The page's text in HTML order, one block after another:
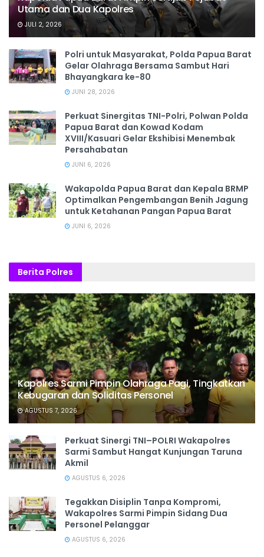
Utama dan Dua Kapolres
JULI 2, 2026
Polri untuk Masyarakat, Polda Papua Barat
Gelar Olahraga Bersama Sambut Hari
Bhayangkara ke-80
JUNI 28, 2026
‎Perkuat Sinergitas TNI-Polri, Polwan Polda
Papua Barat dan Kowad Kodam
XVIII/Kasuari Gelar Ekshibisi Menembak
Persahabatan
JUNI 6, 2026
Wakapolda Papua Barat dan Kepala BRMP
Optimalkan Pengembangan Benih Jagung
untuk Ketahanan Pangan Papua Barat
JUNI 6, 2026
Berita Polres
Kapolres Sarmi Pimpin Olahraga Pagi, Tingkatkan
Kebugaran dan Soliditas Personel
AGUSTUS 7, 2026
Perkuat Sinergi TNI–POLRI Wakapolres
Sarmi Sambut Hangat Kunjungan Taruna
Akmil
AGUSTUS 6, 2026
Tegakkan Disiplin Tanpa Kompromi,
Wakapolres Sarmi Pimpin Sidang Dua
Personel Pelanggar
AGUSTUS 6, 2026